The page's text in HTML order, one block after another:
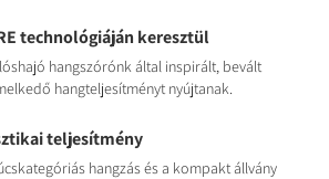
technológiáján keresztül
hangszórónk által inspirált, bevált
hangteljesítményt nyújtanak.
teljesítmény
hangzás és a kompakt állvány